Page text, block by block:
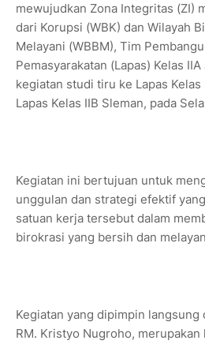
mewujudkan Zona Integritas (ZI)
dari Korupsi (WBK) dan Wilayah
Melayani (WBBM), Tim
Pemasyarakatan (Lapas) Kelas
kegiatan studi tiru ke Lapas Kelas
Lapas Kelas IIB Sleman, pada
Kegiatan ini bertujuan untuk
unggulan dan strategi efektif
satuan kerja tersebut dalam
birokrasi yang bersih dan
Kegiatan yang dipimpin langsung
RM. Kristyo Nugroho,